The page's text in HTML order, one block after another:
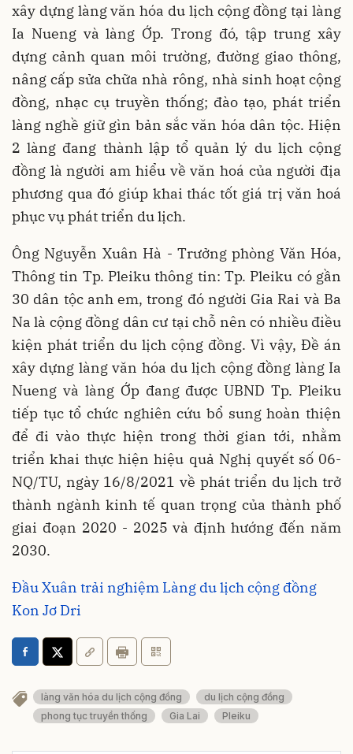
xây dựng làng văn hóa du lịch cộng đồng tại làng
Ia Nueng và làng Ớp. Trong đó, tập trung xây
dựng cảnh quan môi trường, đường giao thông,
nâng cấp sửa chữa nhà rông, nhà sinh hoạt cộng
đồng, nhạc cụ truyền thống; đào tạo, phát triển
làng nghề giữ gìn bản sắc văn hóa dân tộc. Hiện
2 làng đang thành lập tổ quản lý du lịch cộng
đồng là người am hiểu về văn hoá của người địa
phương qua đó giúp khai thác tốt giá trị văn hoá
phục vụ phát triển du lịch.
Ông Nguyễn Xuân Hà - Trưởng phòng Văn Hóa,
Thông tin Tp. Pleiku thông tin: Tp. Pleiku có gần
30 dân tộc anh em, trong đó người Gia Rai và Ba
Na là cộng đồng dân cư tại chỗ nên có nhiều điều
kiện phát triển du lịch cộng đồng. Vì vậy, Đề án
xây dựng làng văn hóa du lịch cộng đồng làng Ia
Nueng và làng Ớp đang được UBND Tp. Pleiku
tiếp tục tổ chức nghiên cứu bổ sung hoàn thiện
để đi vào thực hiện trong thời gian tới, nhằm
triển khai thực hiện hiệu quả Nghị quyết số 06-
NQ/TU, ngày 16/8/2021 về phát triển du lịch trở
thành ngành kinh tế quan trọng của thành phố
giai đoạn 2020 - 2025 và định hướng đến năm
2030.
Đầu Xuân trải nghiệm Làng du lịch cộng đồng
Kon Jơ Dri
làng văn hóa du lịch cộng đồng
du lịch cộng đồng
phong tục truyền thống
Gia Lai Pleiku